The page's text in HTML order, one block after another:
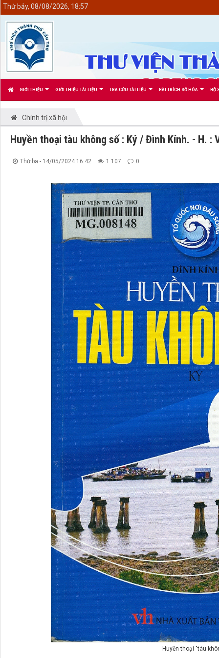
GIỚI THIỆU GIỚI THIỆU TÀI LIỆU TRA CỨU TÀI LIỆU BÀI TRÍCH SỐ HÓA BỘ
Thứ bảy, 08/08/2026, 18:57
Chính trị xã hội
Huyền thoại tàu không số : Ký / Đình Kính. - H. :
Thứ ba - 14/05/2024 16:42 1.107 0
Huyền thoại "tàu
<